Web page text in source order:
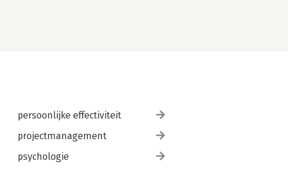
persoonlijke effectiviteit
projectmanagement
psychologie